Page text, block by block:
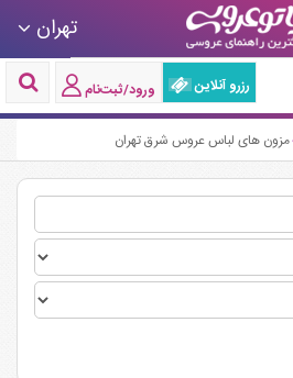
تهران
رزرو آنلاین ورود/ثبت‌نام
مزون های لباس عروس شرق تهران